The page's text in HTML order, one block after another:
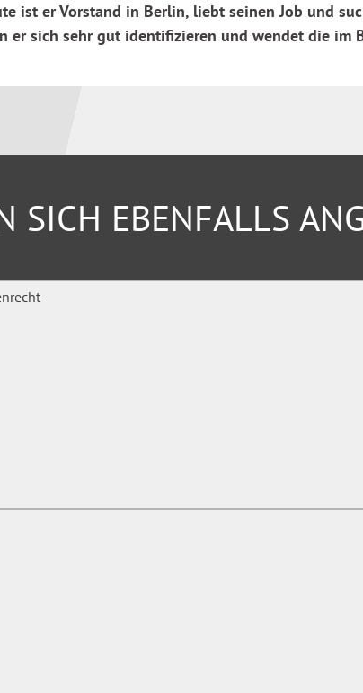
ist er Vorstand in Berlin, liebt seinen Job und
er sich sehr gut identifizieren und wendet die im
SICH EBENFALLS